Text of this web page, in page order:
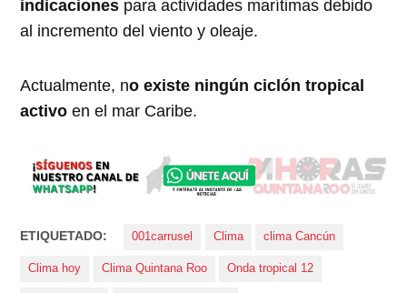
indicaciones para actividades marítimas debido
al incremento del viento y oleaje.
Actualmente, no existe ningún ciclón tropical
activoen el mar Caribe.
ETIQUETADO: 001carrusel Clima clima Cancún
Clima hoy Clima Quintana Roo Onda tropical 12